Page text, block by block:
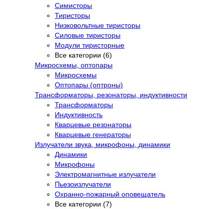
Симисторы
Тиристоры
Низковольтные тиристоры
Силовые тиристоры
Модули тиристорные
Все категории (6)
Микросхемы, оптопары
Микросхемы
Оптопары (оптроны)
Трансформаторы, резонаторы, индуктивности
Трансформаторы
Индуктивность
Кварцевые резонаторы
Кварцевые генераторы
Излучатели звука, микрофоны, динамики
Динамики
Микрофоны
Электромагнитные излучатели
Пьезоизлучатели
Охранно-пожарный оповещатель
Все категории (7)